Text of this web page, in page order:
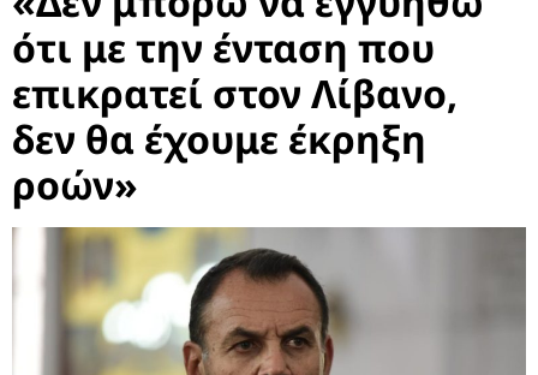
ότι με την ένταση που
επικρατεί στον Λίβανο,
δεν θα έχουμε έκρηξη
ροών»